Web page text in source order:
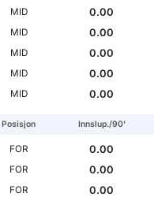
MID
0.00
MID
0.00
MID
0.00
MID
0.00
MID 0.00
Posisjon Innslup./90'
FOR
0.00
FOR
0.00
FOR
0.00